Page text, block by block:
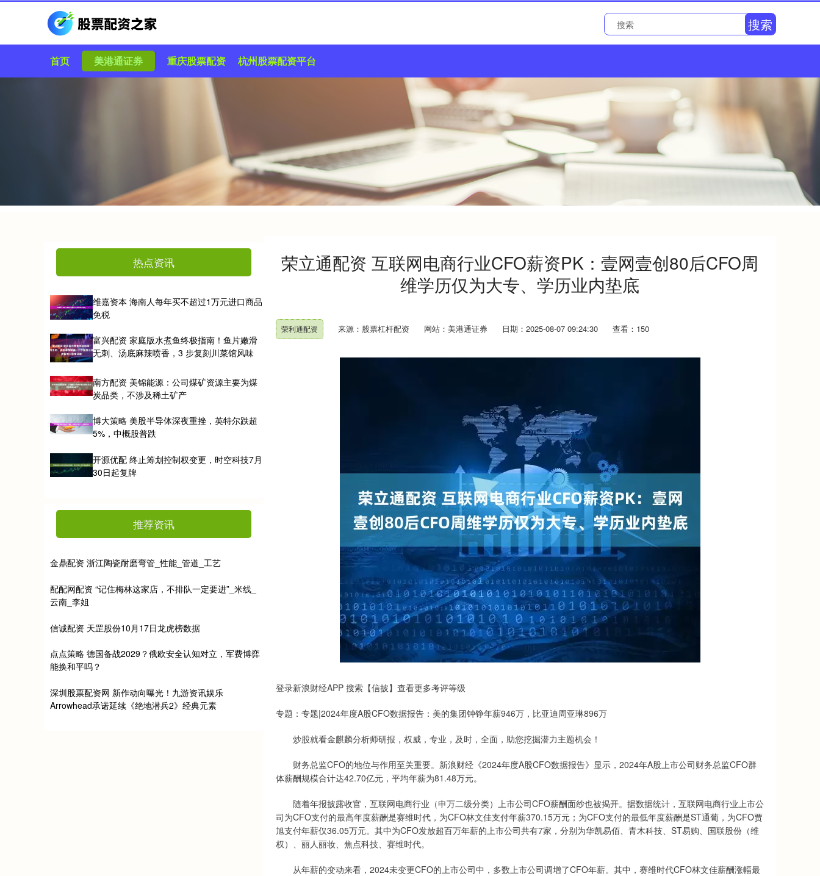
搜索
首页 美港通证券 重庆股票配资 杭州股票配资平台
荣立通配资 互联网电商行业CFO薪资PK：壹网壹创80后CFO周
维学历仅为大专、学历业内垫底
荣利通配资 来源：股票杠杆配资 网站：美港通证券 日期：2025-08-07 09:24:30 查看：150
登录新浪财经APP 搜索【信披】查看更多考评等级
专题：专题|2024年度A股CFO数据报告：美的集团钟铮年薪946万，比亚迪周亚琳896万
炒股就看金麒麟分析师研报，权威，专业，及时，全面，助您挖掘潜力主题机会！
财务总监CFO的地位与作用至关重要。新浪财经《2024年度A股CFO数据报告》显示，2024年A股上市公司财务总监CFO群
体薪酬规模合计达42.70亿元，平均年薪为81.48万元。
随着年报披露收官，互联网电商行业（申万二级分类）上市公司CFO薪酬面纱也被揭开。据数据统计，互联网电商行业上市公
司为CFO支付的最高年度薪酬是赛维时代，为CFO林文佳支付年薪370.15万元；为CFO支付的最低年度薪酬是ST通葡，为CFO贾
旭支付年薪仅36.05万元。其中为CFO发放超百万年薪的上市公司共有7家，分别为华凯易佰、青木科技、ST易购、国联股份（维
权）、丽人丽妆、焦点科技、赛维时代。
从年薪的变动来看，2024未变更CFO的上市公司中，多数上市公司调增了CFO年薪。其中，赛维时代CFO林文佳薪酬涨幅最
热点资讯
维嘉资本 海南人每年买不超过1万元进口商品
免税
富兴配资 家庭版水煮鱼终极指南！鱼片嫩滑
无刺、汤底麻辣喷香，3 步复刻川菜馆风味
南方配资 美锦能源：公司煤矿资源主要为煤
炭品类，不涉及稀土矿产
博大策略 美股半导体深夜重挫，英特尔跌超
5%，中概股普跌
开源优配 终止筹划控制权变更，时空科技7月
30日起复牌
推荐资讯
金鼎配资 浙江陶瓷耐磨弯管_性能_管道_工艺
配配网配资 “记住梅林这家店，不排队一定要进”_米线_
云南_李姐
信诚配资 天罡股份10月17日龙虎榜数据
点点策略 德国备战2029？俄欧安全认知对立，军费博弈
能换和平吗？
深圳股票配资网 新作动向曝光！九游资讯娱乐
Arrowhead承诺延续《绝地潜兵2》经典元素